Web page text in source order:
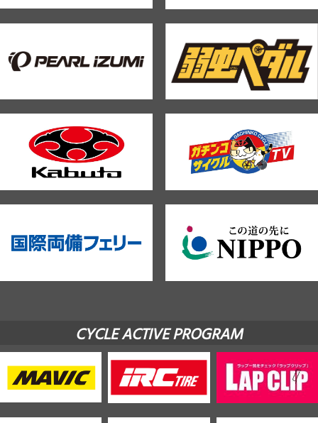
CYCLE ACTIVE PROGRAM